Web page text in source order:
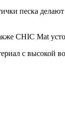
песка
CHIC Mat
с высокой